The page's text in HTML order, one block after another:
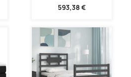
593,38 €